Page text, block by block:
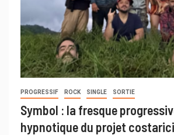
PROGRESSIF ROCK SINGLE SORTIE
Symbol : la fresque
hypnotique du projet